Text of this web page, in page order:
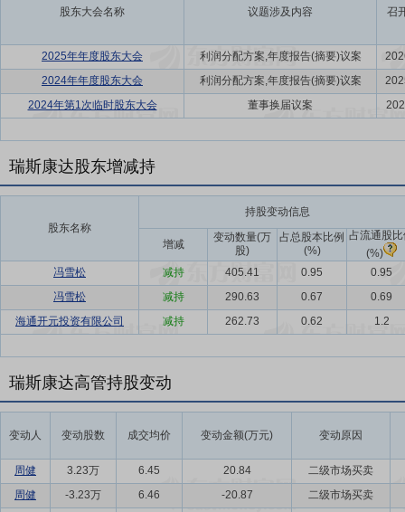
股东大会名称 议题涉及内容 召
2025年年度股东大会 利润分配方案,年度报告(摘要)议案
2024年年度股东大会
利润分配方案,年度报告(摘要)议案
2024年第1次临时股东大会
董事换届议案
瑞斯康达股东增减持
股东名称
持股变动信息
增减
变动数量(万
股)
占总股本比例
(%)
占流通股
(%)
冯雪松
减持 405.41 0.95
0.95
冯雪松
减持 290.63 0.67
0.69
海通开元投资有限公司
减持 262.73 0.62 1.2
瑞斯康达高管持股变动
变动人 变动股数 成交均价 变动金额(万元) 变动原因
周健 3.23万 6.45 20.84
二级市场买卖
周健
-3.23万 6.46 -20.87
二级市场买卖